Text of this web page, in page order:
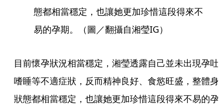
態都相當穩定，也讓她更加珍惜這段得來不
易的孕期。（圖／翻攝自湘瑩IG）
目前懷孕狀況相當穩定，湘瑩透露自己並未出現孕吐
嗜睡等不適症狀，反而精神良好、食慾旺盛，整體身
狀態都相當穩定，也讓她更加珍惜這段得來不易的孕